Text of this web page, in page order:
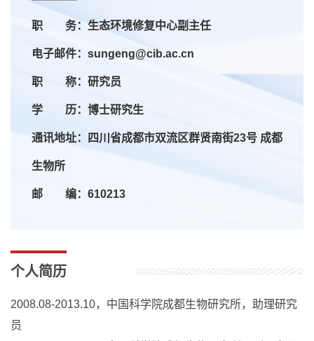
职 务：生态环境修复中心副主任
电子邮件：sungeng@cib.ac.cn
职 称：研究员
学 历：博士研究生
通讯地址：四川省成都市双流区群贤南街23号 成都
生物所
邮 编：610213
个人简历
2008.08-2013.10，中国科学院成都生物研究所，助理研究
员